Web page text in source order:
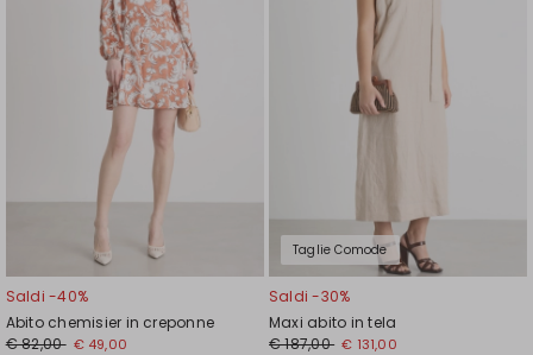
Saldi -40%
Abito chemisier in creponne
€ 82,00 € 49,00
Taglie Comode
Saldi -30%
Maxi abito in tela
€ 187,00 € 131,00